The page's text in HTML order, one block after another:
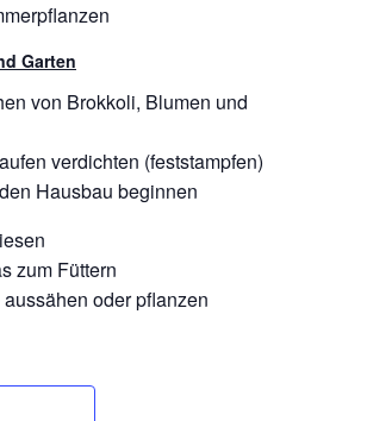
Garten
von Brokkoli, Blumen und
verdichten (feststampfen)
Hausbau beginnen
zum Füttern
oder pflanzen